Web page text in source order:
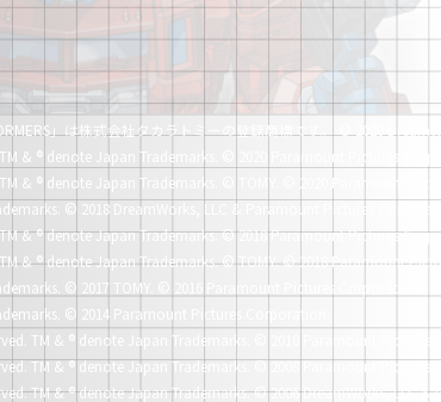
」は株式会社タカラトミーの登録商標です。
© 2020
& ® denote Japan Trademarks.
© 2020 Paramount Pictures
& ® denote Japan Trademarks.
© TOMY. © 2020 Paramount
© 2018 DreamWorks, LLC & Paramount Pictures
&®denote Japan Trademarks.© 2018 Paramount Pictures
&®denote Japan Trademarks.© TOMY. © 2018 Paramount
© 2017 TOMY. © 2016 Paramount Pictures Corporation.
© 2014 Paramount Pictures Corporation.
TM & ® denote Japan Trademarks.
© 2010 Paramount Pictures
TM &®denote Japan Trademarks.© 2008 Paramount Pictures
TM &®denote Japan Trademarks.© 2006 DreamWorks, LLC